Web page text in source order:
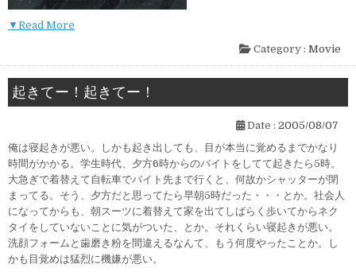
▼Read More
Category : Movie
起きてー！起きてー！
Date : 2005/08/07
俺は寝起きが悪い。しかも起き出しても、目が本当に覚めるまでかなり
時間がかかる。学生時代、夕方6時からのバイトをしてて起きたら5時。
大急ぎで着替えて自転車でバイト先まで行くと、何故かシャッターが閉
まってる。そう、夕方だと思ってたら早朝5時だった・・・とか。社会人
になってからも、朝スーツに着替えて家を出てしばらく歩いてからネク
タイをしていないことに気がついた、とか。それくらい寝起きが悪い。
洗顔フォームと歯磨き粉を間違えるなんて、もう何度やったことか。し
かも目覚めは猛烈に機嫌が悪い。